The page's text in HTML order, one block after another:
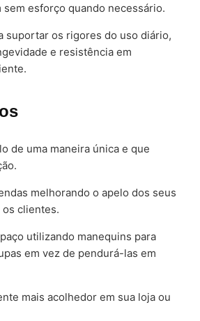
sem esforço quando necessário.
suportar os rigores do uso diário,
e resistência em
de uma maneira única e que
melhorando o apelo dos seus
clientes.
utilizando manequins para
em vez de pendurá-las em
mais acolhedor em sua loja ou